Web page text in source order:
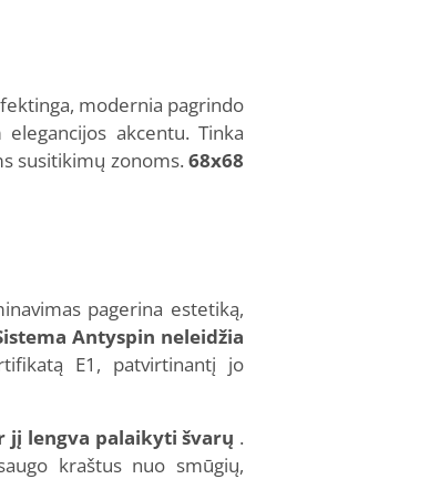
modernia pagrindo
akcentu. Tinka
susitikimų zonoms. 68x68
pagerina estetiką,
Antyspin neleidžia
E1, patvirtinantį jo
jį lengva palaikyti švarų .
kraštus nuo smūgių,